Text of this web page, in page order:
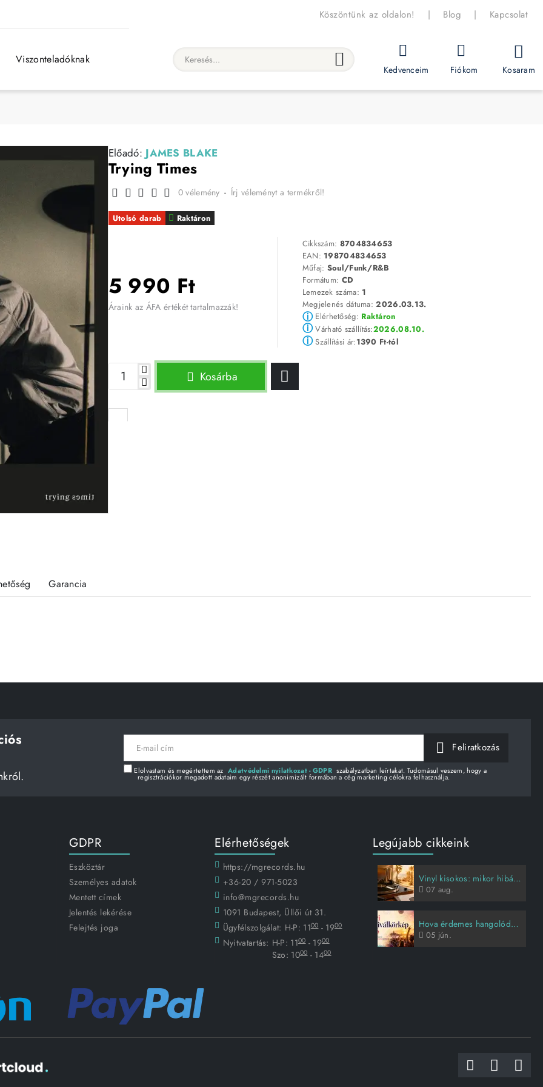
Köszöntünk az oldalon! | Blog | Kapcsolat
Viszonteladóknak Keresés...
Kedvenceim Fiókom Kosaram
Előadó: JAMES BLAKE
Trying Times
Raktáron
Utolsó darab
0 vélemény - Írj véleményt a termékről!
5 990 Ft
Áraink az ÁFA értékét tartalmazzák!
Cikkszám: 8704834653
EAN: 198704834653
Műfaj: Soul/Funk/R&B
Formátum: CD
Lemezek száma: 1
Megjelenés dátuma:2026.03.13.
ⓘElérhetőség: Raktáron
ⓘVárható szállítás:2026.08.10.
ⓘSzállítási ár:1390 Ft-tól
Kosárba
Garancia
E-
mail Feliratkozás
Elolvastam és megértettem az Adatvédelmi nyilatkozat - GDPR szabályzatban leírtakat. Tudomásul veszem, hogy a
regisztrációkor megadott adataim egy részét anonimizált formában a cég marketing célokra felhasználja.
GDPR
Eszköztár
Személyes adatok
Mentett címek
Jelentés lekérése
Felejtés joga
Elérhetőségek
https://mgrecords.hu
+36-20 / 971-5023
info@mgrecords.hu
1091 Budapest, Üllői út 31.
Ügyfélszolgálat: H-P: 1100- 1900
Nyitvatartás: H-P: 1100- 1900
Szo: 1000- 1400
Legújabb cikkeink
Vinyl kisokos: mikor hibás a lemez, és hogyan vigyázz rá?
07 aug.
Hova érdemes hangolódni idén nyáron?
05 jún.